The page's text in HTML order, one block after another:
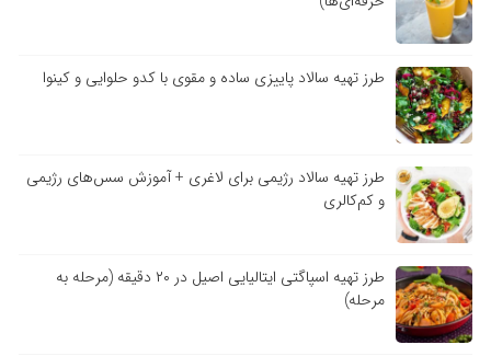
طرز تهیه سالاد پاییزی ساده و مقوی با کدو حلوایی و کینوا
طرز تهیه سالاد رژیمی برای لاغری + آموزش سس‌های رژیمی
و کم‌کالری
طرز تهیه اسپاگتی ایتالیایی اصیل در ۲۰ دقیقه (مرحله به
مرحله)